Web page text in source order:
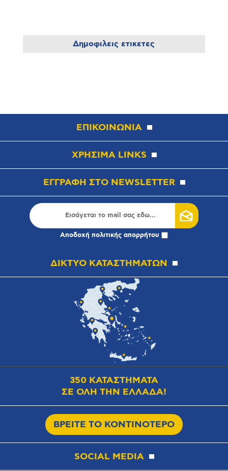
Δημοφιλεις ετικετες
ΕΠΙΚΟΙΝΩΝΙΑ
ΧΡΗΣΙΜΑ LINKS
ΕΓΓΡΑΦΗ ΣΤΟ NEWSLETTER
Αποδοχή πολιτικής απορρήτου
ΔΙΚΤΥΟ ΚΑΤΑΣΤΗΜΑΤΩΝ
350 ΚΑΤΑΣΤΗΜΑΤΑ
ΣΕ ΟΛΗ ΤΗΝ ΕΛΛΑΔΑ!
ΒΡΕΙΤΕ ΤΟ ΚΟΝΤΙΝΟΤΕΡΟ
SOCIAL MEDIA